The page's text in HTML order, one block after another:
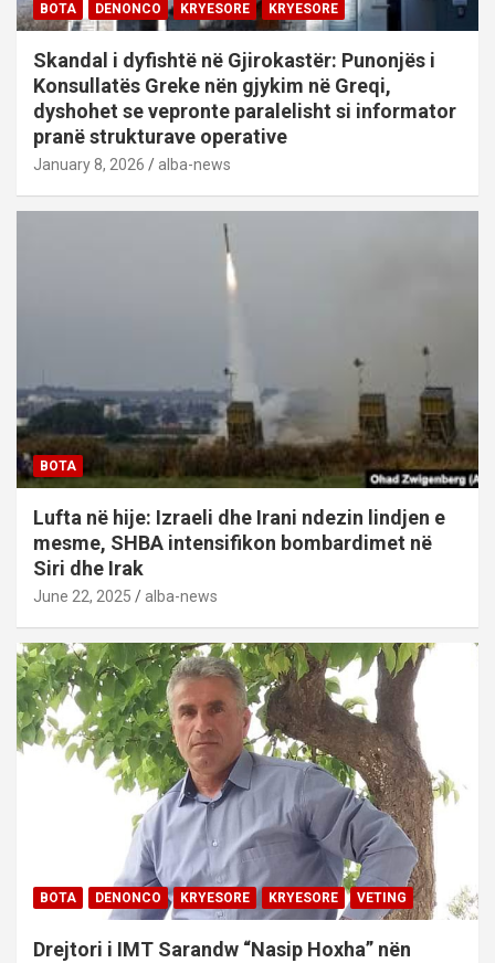
BOTA DENONCO KRYESORE KRYESORE
Skandal i dyfishtë në Gjirokastër: Punonjës i
Konsullatës Greke nën gjykim në Greqi,
dyshohet se vepronte paralelisht si informator
pranë strukturave operative
January 8, 2026 alba-news
BOTA
Lufta në hije: Izraeli dhe Irani ndezin lindjen e
mesme, SHBA intensifikon bombardimet në
Siri dhe Irak
June 22, 2025 alba-news
BOTA DENONCO KRYESORE KRYESORE VETING
Drejtori i IMT Sarandw “Nasip Hoxha” nën